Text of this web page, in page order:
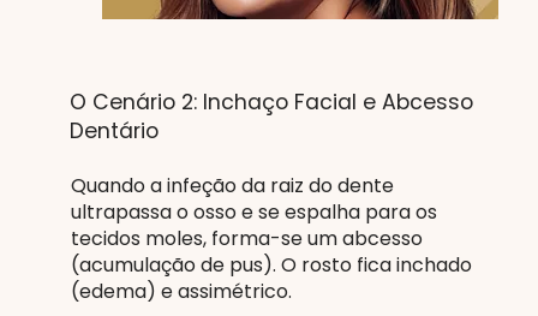
O Cenário 2: Inchaço Facial e Abcesso
Dentário
Quando a infeção da raiz do dente
ultrapassa o osso e se espalha para os
tecidos moles, forma-se um abcesso
(acumulação de pus). O rosto fica inchado
(edema) e assimétrico.